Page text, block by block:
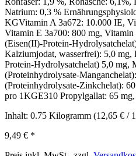
Natrium: 0,3 %
KGVitamin A 3a672: 10.000 IE,
Vitamin E 3a700: 800 mg,
(Eisen(II)-Protein-
Kalziumjodat, wasserfrei): 5,0
Protein-Hydrolysatchelat) 5,0 mg,
(Proteinhydrolysate-
(Proteinhydrolysate-Zinkchelat):
pro 1KGE310 Propylgallat: 65
Inhalt: 0.75 Kilogramm (12,65 € /
9,49 € *